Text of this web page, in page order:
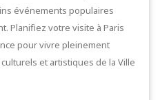
événements populaires
Planifiez votre visite à Paris
pour vivre pleinement
et artistiques de la Ville